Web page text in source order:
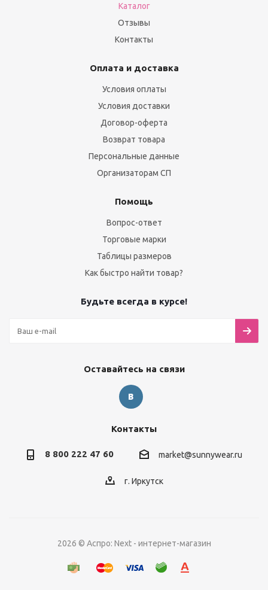
Каталог
Отзывы
Контакты
Оплата и доставка
Условия оплаты
Условия доставки
Договор-оферта
Возврат товара
Персональные данные
Организаторам СП
Помощь
Вопрос-ответ
Торговые марки
Таблицы размеров
Как быстро найти товар?
Будьте всегда в курсе!
Оставайтесь на связи
Контакты
8 800 222 47 60 market@sunnywear.ru
г. Иркутск
2026 © Аспро: Next - интернет-магазин